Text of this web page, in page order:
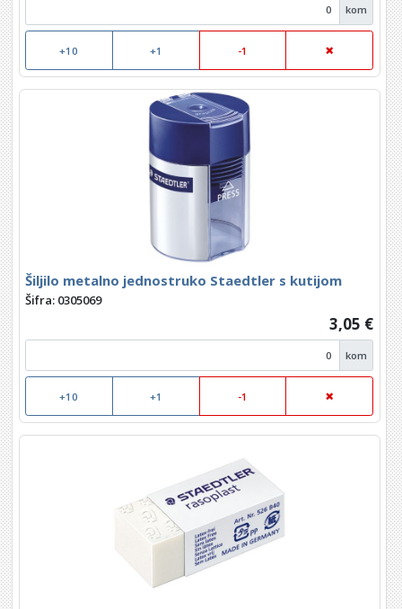
kom
+10 +1 -1
Šiljilo metalno jednostruko Staedtler s kutijom
Šifra: 0305069
3,05 €
kom
+10 +1 -1